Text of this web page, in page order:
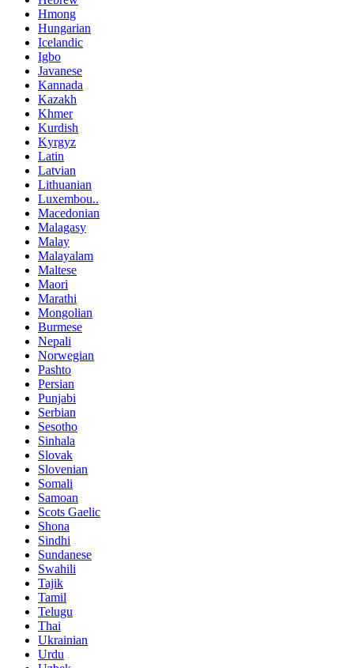
Hmong
Hungarian
Icelandic
Igbo
Javanese
Kannada
Kazakh
Khmer
Kurdish
Kyrgyz
Latin
Latvian
Lithuanian
Luxembou..
Macedonian
Malagasy
Malay
Malayalam
Maltese
Maori
Marathi
Mongolian
Burmese
Nepali
Norwegian
Pashto
Persian
Punjabi
Serbian
Sesotho
Sinhala
Slovak
Slovenian
Somali
Samoan
Scots Gaelic
Shona
Sindhi
Sundanese
Swahili
Tajik
Tamil
Telugu
Thai
Ukrainian
Urdu